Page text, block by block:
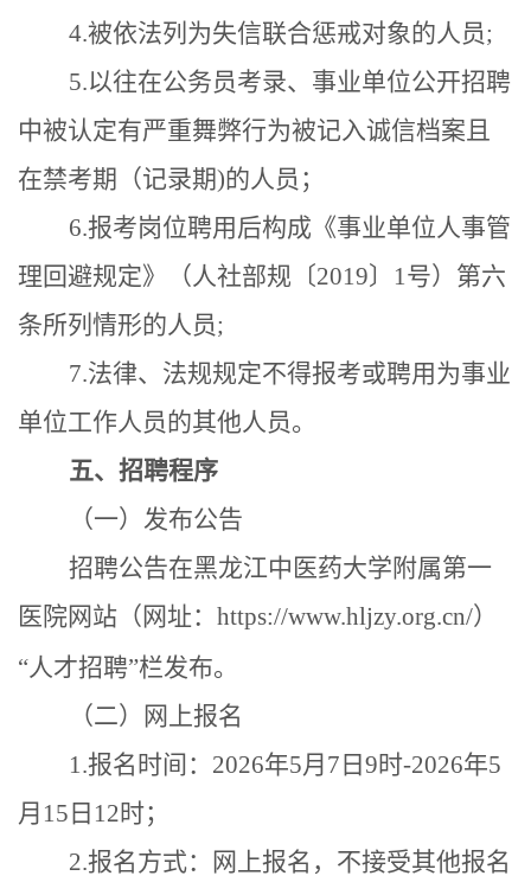
4.被依法列为失信联合惩戒对象的人员;
5.以往在公务员考录、事业单位公开招聘
中被认定有严重舞弊行为被记入诚信档案且
在禁考期（记录期)的人员；
6.报考岗位聘用后构成《事业单位人事管
理回避规定》（人社部规〔2019〕1号）第六
条所列情形的人员;
7.法律、法规规定不得报考或聘用为事业
单位工作人员的其他人员。
五、招聘程序
（一） 发布公告
招聘公告在黑龙江中医药大学附属第一
医院网站（网址： https://www.hljzy.org.cn/）
“人才招聘”栏发布。
（二）网上报名
1.报名时间：2026年5月 7 日 9时-2026年5
月 15 日 12时；
2.报名方式：网上报名，不接受其他报名